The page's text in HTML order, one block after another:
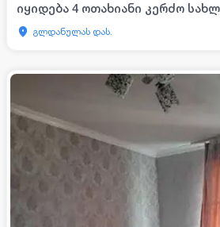
იყიდება 4 ოთახიანი კერძო
გლდანულას დას.